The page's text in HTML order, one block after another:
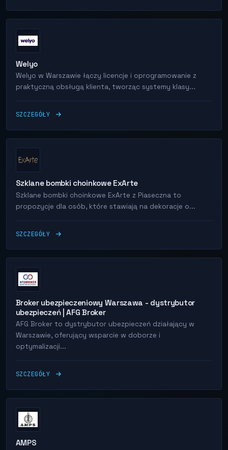
Welyo
Welyo w Warszawie łączy licencje i oprogramowanie z
praktyczną obsługą klienta, tworząc systemy klasy...
SZCZEGÓŁY
Szklane bombki choinkowe ExArte
Szklane bombki choinkowe ExArte z Piaseczna to
propozycje dla osób, które stawiają na dekoracje o...
SZCZEGÓŁY
Broker ubezpieczeniowy Warszawa - dystrybutor
ubezpieczeń | AFG Broker
AFG Broker to dystrybutor ubezpieczeń działający w
Warszawie, oferujący wsparcie w doborze i
optymalizacji...
SZCZEGÓŁY
AMPS